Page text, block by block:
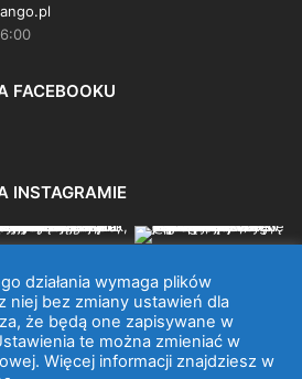
FACEBOOKU
INSTAGRAMIE
2026 © WSZYSTKIE PRAWA
ZASTRZEŻONE.
działania wymaga plików
niej bez zmiany ustawień dla
że będą one zapisywane w
te można zmieniać w
Więcej informacji znajdziesz w